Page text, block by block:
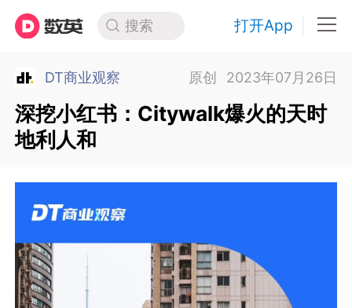
搜索 打开App
DT商业观察 原创 2023年07月26日
深挖小红书：Citywalk爆火的天时
地利人和